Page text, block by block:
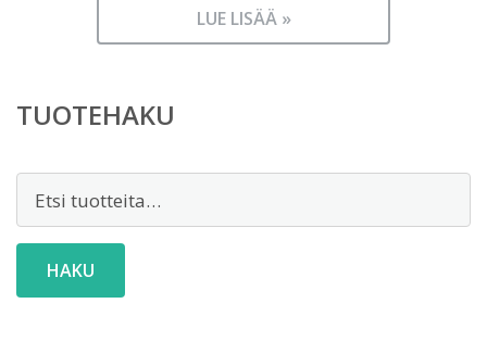
LUE LISÄÄ »
TUOTEHAKU
HAKU